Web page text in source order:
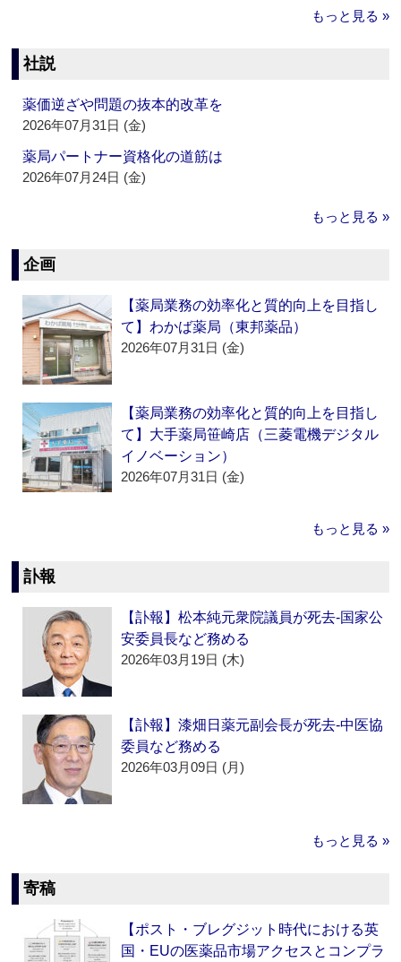
もっと見る »
社説
薬価逆ざや問題の抜本的改革を
2026年07月31日 (金)
薬局パートナー資格化の道筋は
2026年07月24日 (金)
もっと見る »
企画
【薬局業務の効率化と質的向上を目指し
て】わかば薬局（東邦薬品）
2026年07月31日 (金)
【薬局業務の効率化と質的向上を目指し
て】大手薬局笹崎店（三菱電機デジタル
イノベーション）
2026年07月31日 (金)
もっと見る »
訃報
【訃報】松本純元衆院議員が死去‐国家公
安委員長など務める
2026年03月19日 (木)
【訃報】漆畑日薬元副会長が死去‐中医協
委員など務める
2026年03月09日 (月)
もっと見る »
寄稿
【ポスト・ブレグジット時代における英
国・EUの医薬品市場アクセスとコンプラ